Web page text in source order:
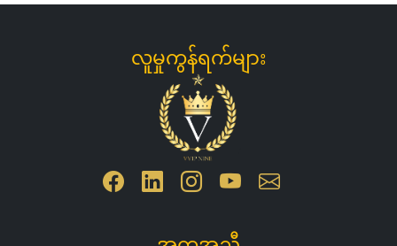
လူမှုကွန်ရက်များ